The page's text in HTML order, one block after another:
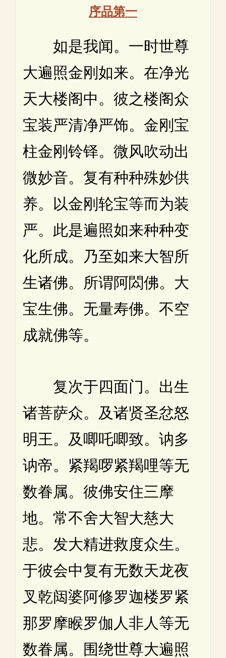
序品第一
如是我闻。一时世尊
大遍照金刚如来。在净光
天大楼阁中。彼之楼阁众
宝装严清净严饰。金刚宝
柱金刚铃铎。微风吹动出
微妙音。复有种种殊妙供
养。以金刚轮宝等而为装
严。此是遍照如来种种变
化所成。乃至如来大智所
生诸佛。所谓阿閦佛。大
宝生佛。无量寿佛。不空
成就佛等。
复次于四面门。出生
诸菩萨众。及诸贤圣忿怒
明王。及唧吒唧致。讷多
讷帝。紧羯啰紧羯哩等无
数眷属。彼佛安住三摩
地。常不舍大智大慈大
悲。发大精进救度众生。
于彼会中复有无数天龙夜
叉乾闼婆阿修罗迦楼罗紧
那罗摩睺罗伽人非人等无
数眷属。围绕世尊大遍照